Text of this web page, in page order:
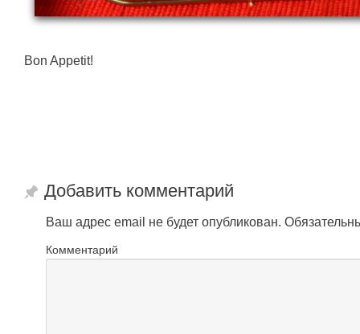
Bon Appetit!
Добавить комментарий
Ваш адрес email не будет опубликован.
Комментарий